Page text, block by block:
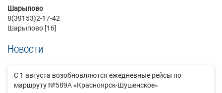
Шарыпово
8(39153)2-17-42
Шарыпово [16]
Новости
С 1 августа возобновляются ежедневные рейсы по
маршруту №589А «Красноярск-Шушенское»